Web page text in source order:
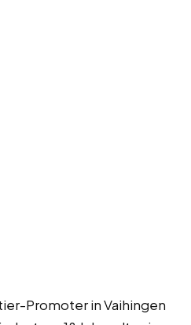
Promoter in Vaihingen